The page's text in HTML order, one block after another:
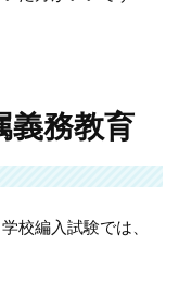
義務教育
校編入試験では、